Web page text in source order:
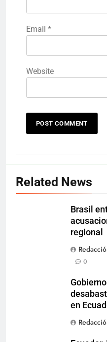
Email *
Website
Related News
Brasil
regional
0
en